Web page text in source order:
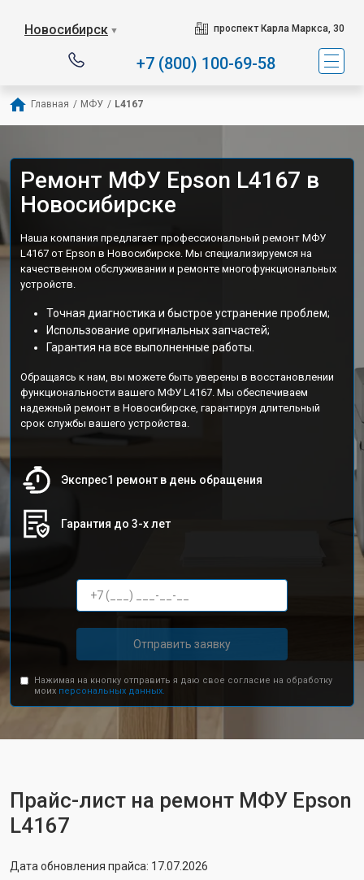
Новосибирск ▼ проспект Карла Маркса, 30
+7 (800) 100-69-58
Главная / МФУ / L4167
Ремонт МФУ Epson L4167 в
Новосибирске
Наша компания предлагает профессиональный ремонт МФУ
L4167 от Epson в Новосибирске. Мы специализируемся на
качественном обслуживании и ремонте многофункциональных
устройств.
Точная диагностика и быстрое устранение проблем;
Использование оригинальных запчастей;
Гарантия на все выполненные работы.
Обращаясь к нам, вы можете быть уверены в восстановлении
функциональности вашего МФУ L4167. Мы обеспечиваем
надежный ремонт в Новосибирске, гарантируя длительный
срок службы вашего устройства.
Экспрес1 ремонт в день обращения
Гарантия до 3-х лет
Отправить заявку
Нажимая на кнопку отправить я даю свое согласие на обработку
моих персональных данных.
Прайс-лист на ремонт МФУ Epson
L4167
Дата обновления прайса: 17.07.2026